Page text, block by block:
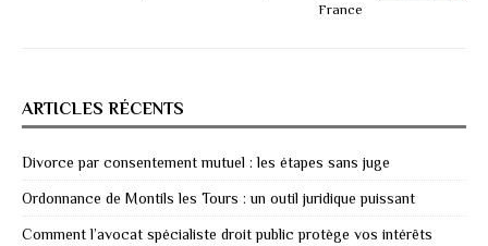
France
ARTICLES RÉCENTS
Divorce par consentement mutuel : les étapes sans juge
Ordonnance de Montils les Tours : un outil juridique puissant
Comment l’avocat spécialiste droit public protège vos intérêts